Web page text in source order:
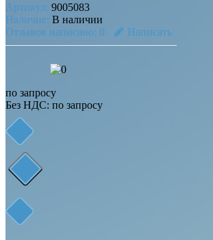
Артикул: 9005083
Наличие: В наличии
Отзывов написано: 0 Написать
по запросу
Без НДС: по запросу